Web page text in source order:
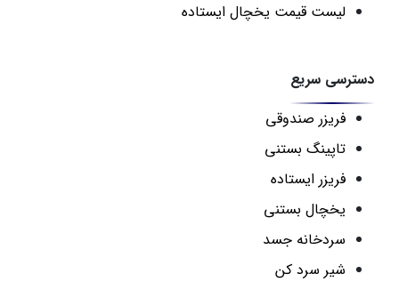
لیست قیمت یخچال ایستاده
دسترسی سریع
فریزر صندوقی
تاپینگ بستنی
فریزر ایستاده
یخچال بستنی
سردخانه جسد
شیر سرد کن